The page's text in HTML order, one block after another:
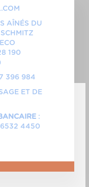
AÎNÉS DU
190
396 984
ET DE
:
4450